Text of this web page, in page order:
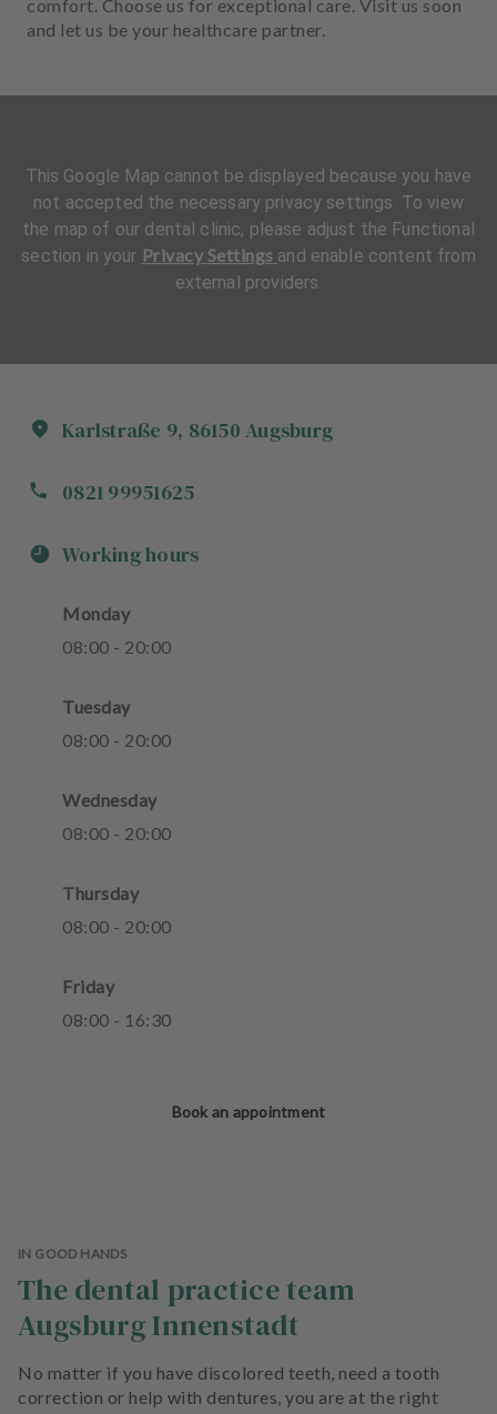
comfort. Choose us for exceptional care. Visit us soon
and let us be your healthcare partner.
Karlstraße 9, 86150 Augsburg
0821 99951625
Working hours
Monday
08:00 - 20:00
Tuesday
08:00 - 20:00
Wednesday
08:00 - 20:00
Thursday
08:00 - 20:00
Friday
08:00 - 16:30
This Google Map cannot be displayed because you have
not accepted the necessary privacy settings. To view
the map of our dental clinic, please adjust the Functional
section in your Privacy Settings and enable content from
external providers.
Book an appointment
IN GOOD HANDS
The dental practice team
Augsburg Innenstadt
No matter if you have discolored teeth, need a tooth
correction or help with dentures, you are at the right